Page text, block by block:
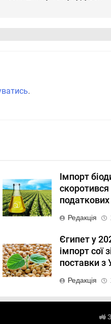
.
Імпорт
скоротився
податкових
Редакція
Єгипет у
імпорт сої
поставки з
Редакція
🚜